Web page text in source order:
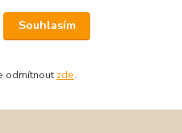
Tootex, která zajišťuje
HP zvyšuje komfort nošení a
Souhlasím
odmítnout zde.